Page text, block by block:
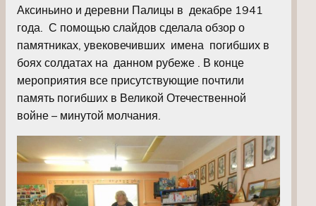
Аксиньино и деревни Палицы в декабре 1941
года. С помощью слайдов сделала обзор о
памятниках, увековечивших имена погибших в
боях солдатах на данном рубеже . В конце
мероприятия все присутствующие почтили
память погибших в Великой Отечественной
войне – минутой молчания.